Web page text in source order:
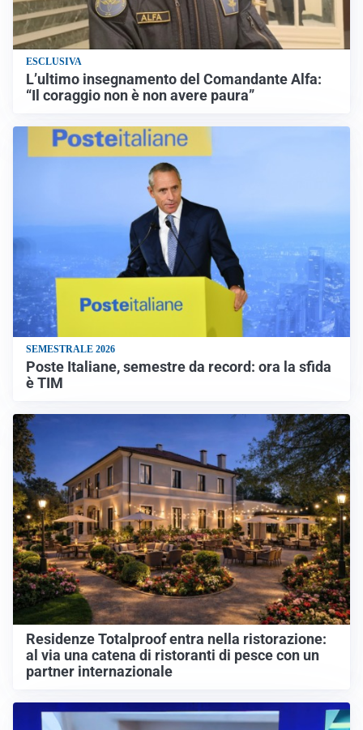
ESCLUSIVA
L’ultimo insegnamento del Comandante Alfa:
“Il coraggio non è non avere paura”
SEMESTRALE 2026
Poste Italiane, semestre da record: ora la sfida
è TIM
Residenze Totalproof entra nella ristorazione:
al via una catena di ristoranti di pesce con un
partner internazionale